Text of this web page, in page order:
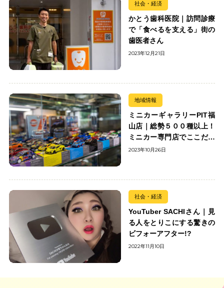
社会・経済
かとう歯科医院｜訪問診療
で「食べるを支える」街の
歯医者さん
2023年12月21日
地域情報
ミニカーギャラリーPIT福
山店｜総勢５００種以上！
ミニカー専門店でここだけ
の出会いを楽しもう
2023年10月26日
社会・経済
YouTuber SACHIさん｜見
る人をとりこにする驚きの
ビフォーアフター!?
2022年11月10日